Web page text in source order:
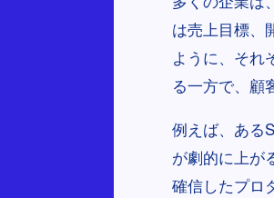
は売上目標、
ように、それ
る一方で、顧
例えば、ある
が劇的に上が
確信したプロ